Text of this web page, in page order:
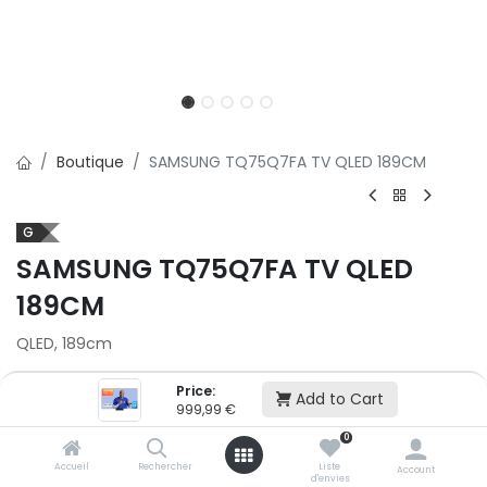
Price:
999,99 € Add to Cart
Accueil Rechercher
0
Liste
d'envies
Account
Boutique SAMSUNG TQ75Q7FA TV QLED 189CM
G
SAMSUNG TQ75Q7FA TV QLED
189CM
QLED, 189cm
€
Ajouter au panier